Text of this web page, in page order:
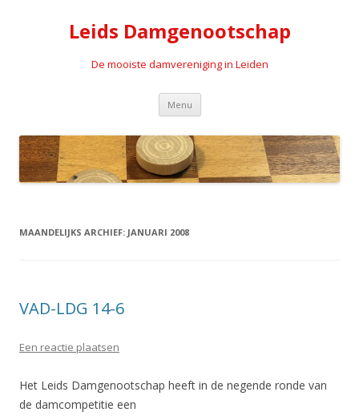
Leids Damgenootschap
De mooiste damvereniging in Leiden
Menu Spring naar de inhoud
MAANDELIJKS ARCHIEF: JANUARI 2008
VAD-LDG 14-6
Een reactie plaatsen
Het Leids Damgenootschap heeft in de negende ronde van
de damcompetitie een